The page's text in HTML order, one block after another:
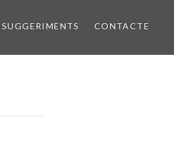
SUGGERIMENTS CONTACTE